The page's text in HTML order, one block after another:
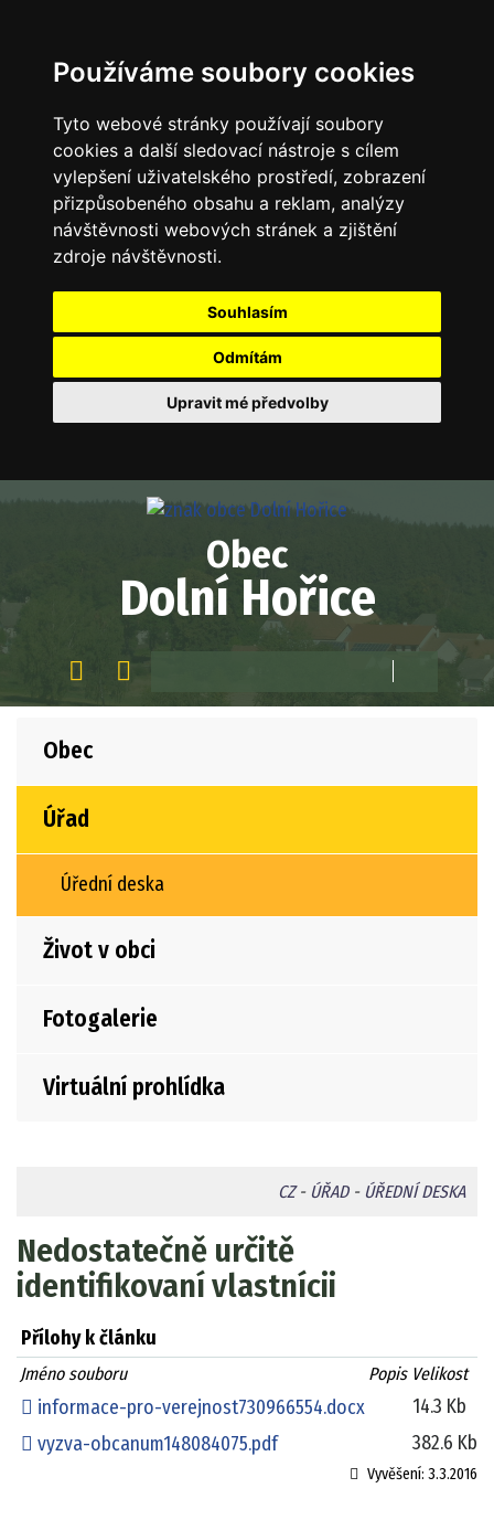
Používáme soubory cookies
Tyto webové stránky používají soubory
cookies a další sledovací nástroje s cílem
vylepšení uživatelského prostředí, zobrazení
přizpůsobeného obsahu a reklam, analýzy
návštěvnosti webových stránek a zjištění
zdroje návštěvnosti.
Souhlasím
Odmítám
Upravit mé předvolby
Obec
Dolní Hořice
Obec
Úřad
Úřední deska
Život v obci
Fotogalerie
Virtuální prohlídka
CZ- ÚŘAD- ÚŘEDNÍ DESKA
Nedostatečně určitě
identifikovaní vlastnícii
Přílohy k článku
Jméno souboru Popis Velikost
informace-pro-verejnost730966554.docx
14.3 Kb
vyzva-obcanum148084075.pdf
382.6 Kb
Vyvěšení: 3.3.2016